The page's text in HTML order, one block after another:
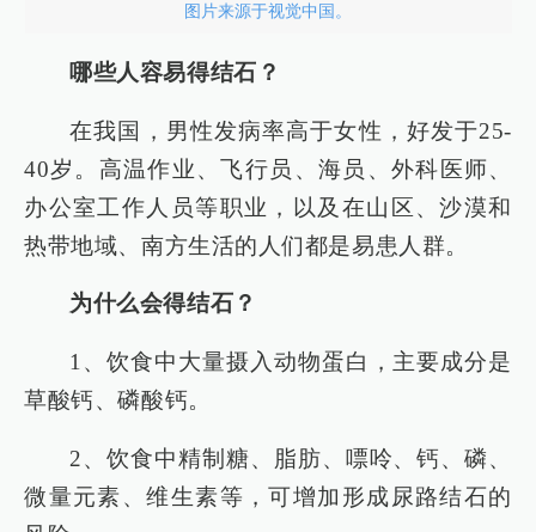
图片来源于视觉中国。
哪些人容易得结石？
在我国，男性发病率高于女性，好发于25-
40岁。高温作业、飞行员、海员、外科医师、
办公室工作人员等职业，以及在山区、沙漠和
热带地域、南方生活的人们都是易患人群。
为什么会得结石？
1、饮食中大量摄入动物蛋白，主要成分是
草酸钙、磷酸钙。
2、饮食中精制糖、脂肪、嘌呤、钙、磷、
微量元素、维生素等，可增加形成尿路结石的